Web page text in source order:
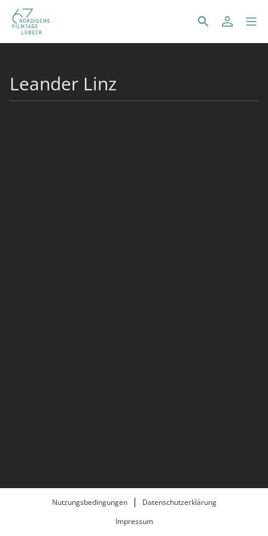
Leander Linz
Nutzungsbedingungen
Datenschutzerklärung
Impressum